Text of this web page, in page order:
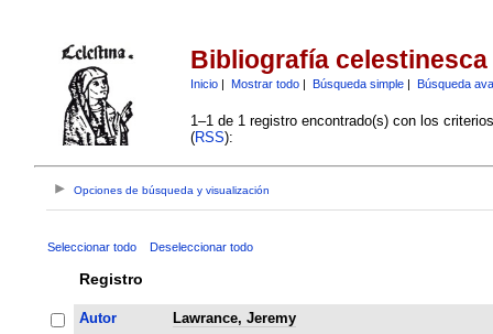
Bibliografía celestinesca
Inicio| Mostrar todo| Búsqueda simple| Búsqueda
1–1 de 1 registro encontrado(s) con los
(RSS):
Opciones de búsqueda y visualización
Seleccionar todo Deseleccionar todo
Registro
Autor
Lawrance, Jeremy